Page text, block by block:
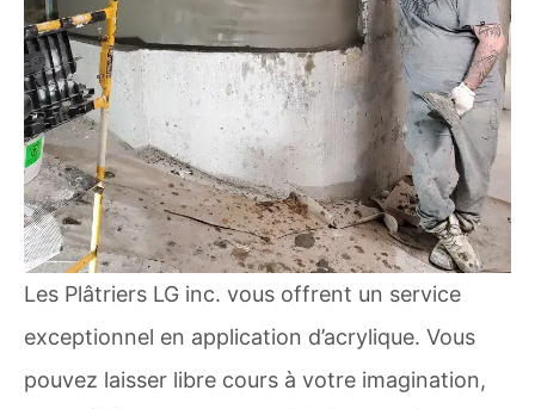
Les Plâtriers LG inc. vous offrent un service
exceptionnel en application d’acrylique. Vous
pouvez laisser libre cours à votre imagination,